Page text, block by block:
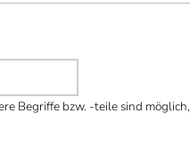
Begriffe bzw. -teile sind möglich,